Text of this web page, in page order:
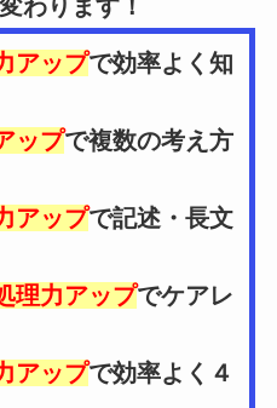
わります！
アップで効率よく知
ップで複数の考え方
アップで記述・長文
理力アップでケアレ
アップで効率よく４